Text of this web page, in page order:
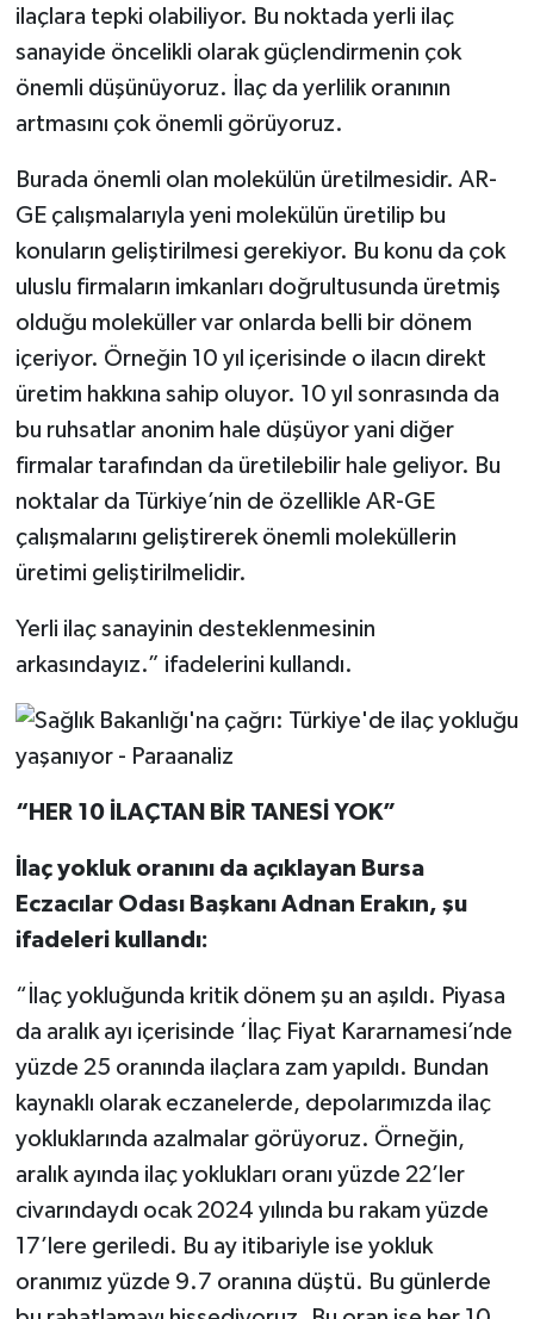
ilaçlara tepki olabiliyor. Bu noktada yerli ilaç
sanayide öncelikli olarak güçlendirmenin çok
önemli düşünüyoruz. İlaç da yerlilik oranının
artmasını çok önemli görüyoruz.
Burada önemli olan molekülün üretilmesidir. AR-
GE çalışmalarıyla yeni molekülün üretilip bu
konuların geliştirilmesi gerekiyor. Bu konu da çok
uluslu firmaların imkanları doğrultusunda üretmiş
olduğu moleküller var onlarda belli bir dönem
içeriyor. Örneğin 10 yıl içerisinde o ilacın direkt
üretim hakkına sahip oluyor. 10 yıl sonrasında da
bu ruhsatlar anonim hale düşüyor yani diğer
firmalar tarafından da üretilebilir hale geliyor. Bu
noktalar da Türkiye’nin de özellikle AR-GE
çalışmalarını geliştirerek önemli moleküllerin
üretimi geliştirilmelidir.
Yerli ilaç sanayinin desteklenmesinin
arkasındayız.” ifadelerini kullandı.
“HER 10 İLAÇTAN BİR TANESİ YOK”
İlaç yokluk oranını da açıklayan Bursa
Eczacılar Odası Başkanı Adnan Erakın, şu
ifadeleri kullandı:
“İlaç yokluğunda kritik dönem şu an aşıldı. Piyasa
da aralık ayı içerisinde ‘İlaç Fiyat Kararnamesi’nde
yüzde 25 oranında ilaçlara zam yapıldı. Bundan
kaynaklı olarak eczanelerde, depolarımızda ilaç
yokluklarında azalmalar görüyoruz. Örneğin,
aralık ayında ilaç yoklukları oranı yüzde 22’ler
civarındaydı ocak 2024 yılında bu rakam yüzde
17’lere geriledi. Bu ay itibariyle ise yokluk
oranımız yüzde 9.7 oranına düştü. Bu günlerde